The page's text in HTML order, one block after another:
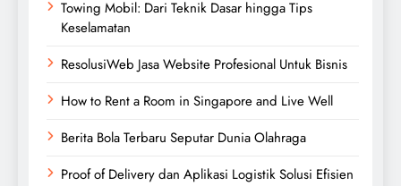
Towing Mobil: Dari Teknik Dasar hingga Tips
Keselamatan
ResolusiWeb Jasa Website Profesional Untuk Bisnis
How to Rent a Room in Singapore and Live Well
Berita Bola Terbaru Seputar Dunia Olahraga
Proof of Delivery dan Aplikasi Logistik Solusi Efisien